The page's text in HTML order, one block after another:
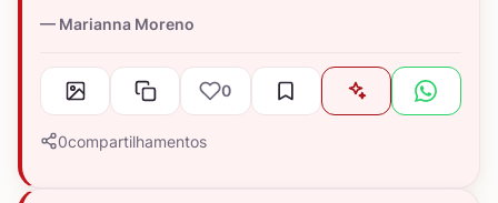
Marianna Moreno
0
0compartilhamentos